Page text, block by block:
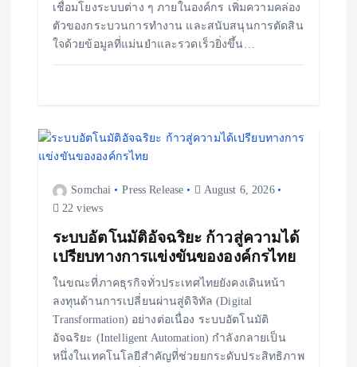
เชื่อมโยงระบบต่าง ๆ ภายในองค์กร เพิ่มความคล่อง
ตัวของกระบวนการทำงาน และสนับสนุนการตัดสิน
ใจด้วยข้อมูลที่แม่นยำและรวดเร็วยิ่งขึ้น…
Somchai Press Release
August 6, 2026
22 views
ระบบอัตโนมัติอัจฉริยะ ก้าวสู่ความได้
เปรียบทางการแข่งขันขององค์กรไทย
ในขณะที่ภาคธุรกิจทั่วประเทศไทยยังคงเดินหน้า
ลงทุนด้านการเปลี่ยนผ่านสู่ดิจิทัล (Digital
Transformation) อย่างต่อเนื่อง ระบบอัตโนมัติ
อัจฉริยะ (Intelligent Automation) กำลังกลายเป็น
หนึ่งในเทคโนโลยีสำคัญที่ช่วยยกระดับประสิทธิภาพ